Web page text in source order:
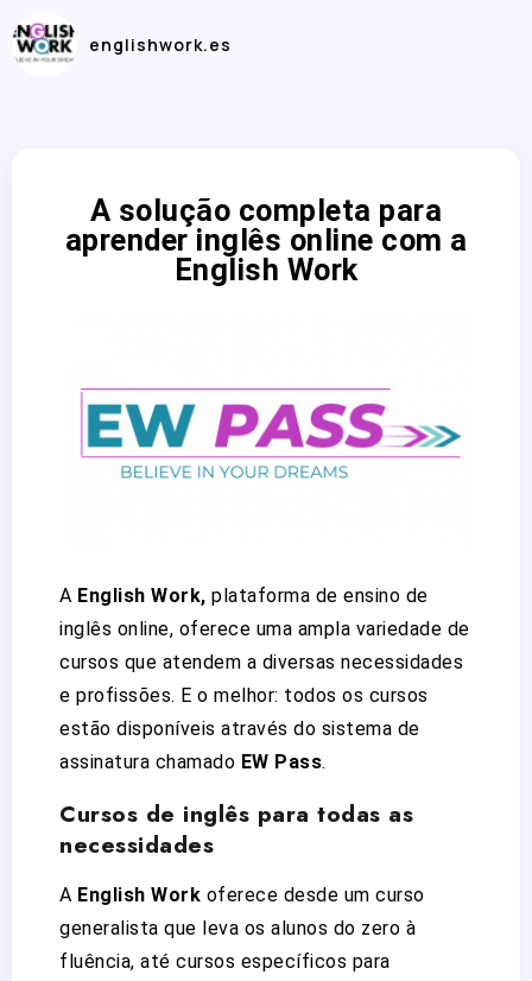
englishwork.es
A solução completa para
aprender inglês online com a
English Work
A English Work, plataforma de ensino de
inglês online, oferece uma ampla variedade de
cursos que atendem a diversas necessidades
e profissões. E o melhor: todos os cursos
estão disponíveis através do sistema de
assinatura chamado EW Pass.
Cursos de inglês para todas as
necessidades
A English Work oferece desde um curso
generalista que leva os alunos do zero à
fluência, até cursos específicos para